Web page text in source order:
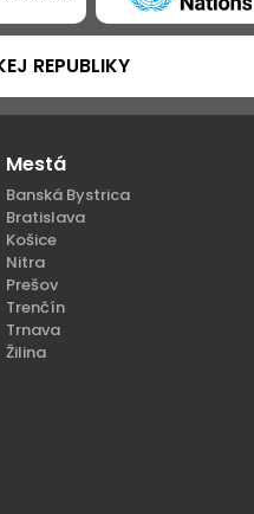
REPUBLIKY
Mestá
Banská Bystrica
Bratislava
Košice
Nitra
Prešov
Trenčín
Trnava
Žilina